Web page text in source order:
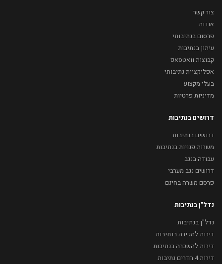
צור קשר
אודות
פרסום בנתיבותי
עיתון בנתיבות
קבוצות וואטסאפ
אפליקציית נתיבותי
בעלי מקצוע
מדיניות פרטיות
דרושים בנתיבות
דרושים בנתיבות
משרות פנויות בנתיבות
עבודה בנגב
דרושים נגב מערבי
פרסם משרה בחינם
נדל"ן בנתיבות
נדל"ן בנתיבות
דירות למכירה בנתיבות
דירות להשכרה בנתיבות
דירות 4 חדרים נתיבות